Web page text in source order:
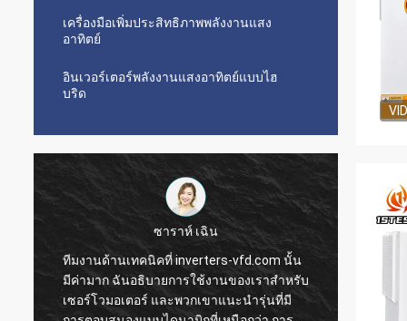
เครื่องมือเพิ่มประสิทธิภาพพลังงานแสง
อาทิตย์
อินเวอร์เตอร์พลังงานแสงอาทิตย์แบบไฮ
บริด
ซาราห์ เฉิน
ทีมงานด้านเทคนิคที่ inverters-vfd.com นั้น
มีค่ามาก ฉันอธิบายการใช้งานของเราสำหรับ
เซอร์โวมอเตอร์ และพวกเขาแนะนำรุ่นที่มี
ความ